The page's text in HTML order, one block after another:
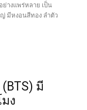
างแพร่หลาย เป็น
มีหงอนสีทอง ลำตัว
มี
ง